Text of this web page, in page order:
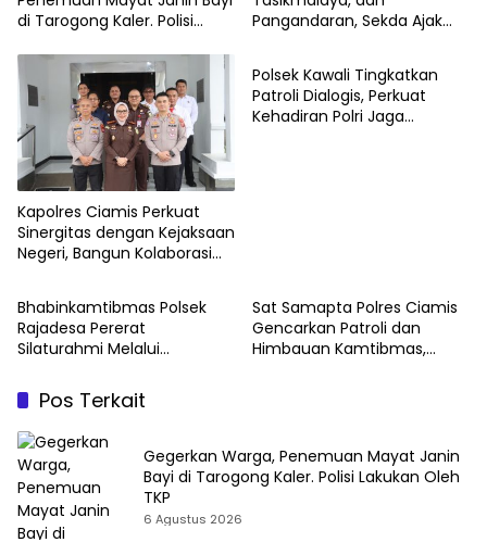
di Tarogong Kaler. Polisi
Pangandaran, Sekda Ajak
Kapolres Ciamis Perkuat
Sinergitas dengan Kejaksaan
Negeri, Bangun Kolaborasi
Polsek Kawali Tingkatkan
Patroli Dialogis, Perkuat
Kehadiran Polri Jaga
Bhabinkamtibmas Polsek
Rajadesa Pererat
Silaturahmi Melalui
Sinergi Jaga Kamtibmas
Sat Samapta Polres Ciamis
Gencarkan Patroli dan
Himbauan Kamtibmas,
Pos Terkait
Gegerkan Warga, Penemuan Mayat Janin
Bayi di Tarogong Kaler. Polisi Lakukan Oleh
TKP
6 Agustus 2026